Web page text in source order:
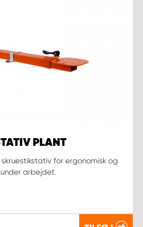
PLANT
for ergonomisk og
arbejdet.